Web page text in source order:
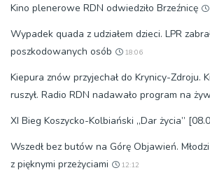
Kino plenerowe RDN odwiedziło Brzeźnicę
Wypadek quada z udziałem dzieci. LPR
poszkodowanych osób
18:06
Kiepura znów przyjechał do Krynicy-Zdroju.
ruszył. Radio RDN nadawało program na
XI Bieg Koszycko-Kolbiański „Dar życia”
Wszedł bez butów na Górę Objawień.
z pięknymi przeżyciami
12:12